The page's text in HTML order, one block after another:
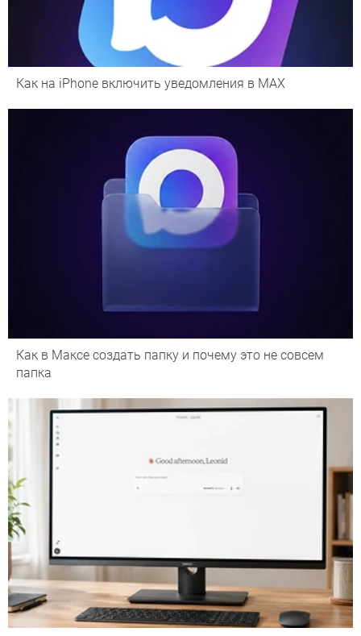
Как на iPhone включить уведомления в MAX
Как в Максе создать папку и почему это не совсем
папка